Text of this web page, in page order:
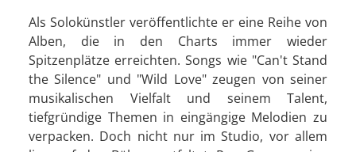
Als Solokünstler veröffentlichte er eine Reihe von
Alben, die in den Charts immer wieder
Spitzenplätze erreichten. Songs wie "Can't Stand
the Silence" und "Wild Love" zeugen von seiner
musikalischen Vielfalt und seinem Talent,
tiefgründige Themen in eingängige Melodien zu
verpacken. Doch nicht nur im Studio, vor allem